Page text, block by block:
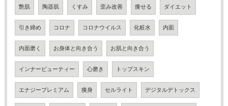
艶肌 陶器肌 くすみ 歪み改善 痩せる ダイエット
引き締め コロナ コロナウイルス 化粧水 内面
内面磨く お身体と向き合う お肌と向き合う
インナービューティー 心磨き トップスキン
エナジープレミアム 痩身 セルライト デジタルデトックス